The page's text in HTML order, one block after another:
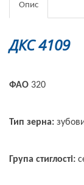
Опис
ДКС 4109
ФАО 320
Тип зерна:
Група стиглості: